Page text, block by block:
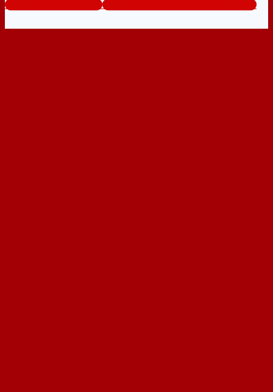
www.sieuthicuanhua.net Tổng đài tư vấn miễn phí: 0824.400.400